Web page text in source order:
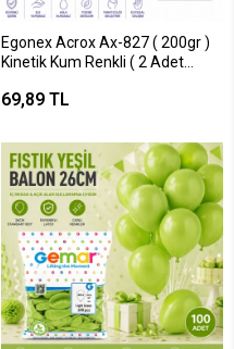
Egonex Acrox Ax-827 ( 200gr )
Kinetik Kum Renkli ( 2 Adet
Kurmaz )*60=k
69,89 TL